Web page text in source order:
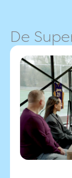
De